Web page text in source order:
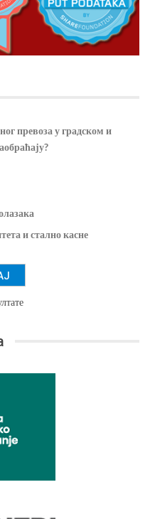
превоза у градском и
и стално касне